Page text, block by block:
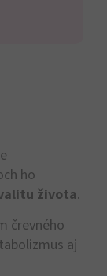
ho
života.
črevného
aj